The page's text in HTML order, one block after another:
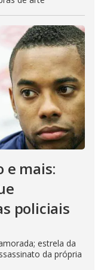
e mais:
policiais
estrela da
da própria